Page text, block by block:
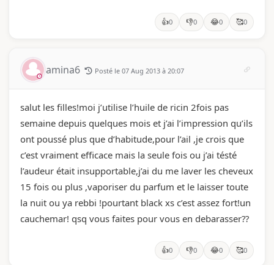
👍0 👎0 😂0 🥰0
amina6 Posté le 07 Aug 2013 à 20:07
salut les filles!moi j’utilise l’huile de ricin 2fois pas
semaine depuis quelques mois et j’ai l’impression qu’ils
ont poussé plus que d’habitude,pour l’ail ,je crois que
c’est vraiment efficace mais la seule fois ou j’ai tésté
l’audeur était insupportable,j’ai du me laver les cheveux
15 fois ou plus ,vaporiser du parfum et le laisser toute
la nuit ou ya rebbi !pourtant black xs c’est assez fort!un
cauchemar! qsq vous faites pour vous en debarasser??
👍0 👎0 😂0 🥰0